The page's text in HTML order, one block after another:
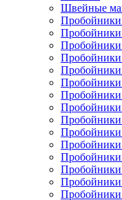
Швейные
Пробойники
Пробойники
Пробойники
Пробойники
Пробойники